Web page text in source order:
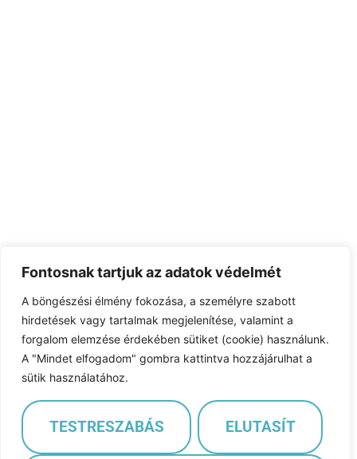
Fontosnak tartjuk az adatok védelmét
A böngészési élmény fokozása, a személyre szabott
hirdetések vagy tartalmak megjelenítése, valamint a
forgalom elemzése érdekében sütiket (cookie) használunk.
A "Mindet elfogadom" gombra kattintva hozzájárulhat a
sütik használatához.
TESTRESZABÁS ELUTASÍT